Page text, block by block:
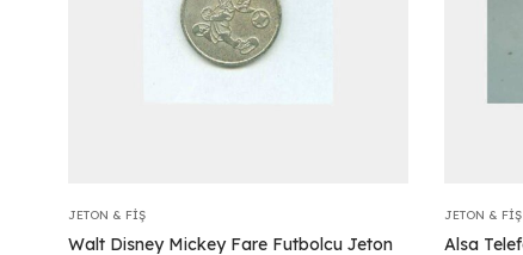
JETON & FIŞ
Walt Disney Mickey Fare Futbolcu Jeton
JETON & FIŞ
Alsa